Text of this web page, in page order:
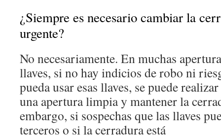
¿Siempre es necesario cambiar la
urgente?
No necesariamente. En muchas
llaves, si no hay indicios de robo ni
pueda usar esas llaves, se puede realizar
una apertura limpia y mantener la
embargo, si sospechas que las llaves
terceros o si la cerradura está